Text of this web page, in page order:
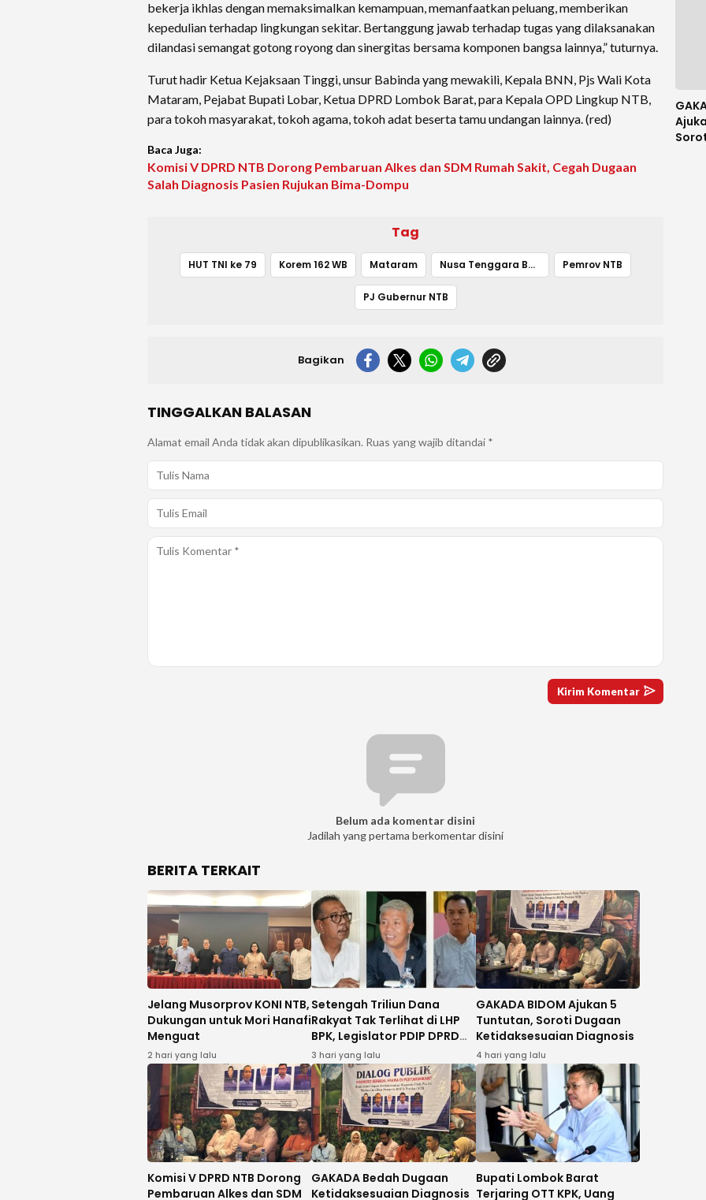
bekerja ikhlas dengan memaksimalkan kemampuan, memanfaatkan peluang, memberikan
kepedulian terhadap lingkungan sekitar. Bertanggung jawab terhadap tugas yang dilaksanakan
dilandasi semangat gotong royong dan sinergitas bersama komponen bangsa lainnya,” tuturnya.
Turut hadir Ketua Kejaksaan Tinggi, unsur Babinda yang mewakili, Kepala BNN, Pjs Wali Kota
Mataram, Pejabat Bupati Lobar, Ketua DPRD Lombok Barat, para Kepala OPD Lingkup NTB,
para tokoh masyarakat, tokoh agama, tokoh adat beserta tamu undangan lainnya. (red)
Baca Juga:
Komisi V DPRD NTB Dorong Pembaruan Alkes dan SDM Rumah Sakit, Cegah Dugaan
Salah Diagnosis Pasien Rujukan Bima-Dompu
Tag
HUT TNI ke 79 Korem 162 WB Mataram Nusa Tenggara Barat Pemrov NTB
PJ Gubernur NTB
Bagikan
TINGGALKAN BALASAN
Alamat email Anda tidak akan dipublikasikan. Ruas yang wajib ditandai *
Belum ada komentar disini
Jadilah yang pertama berkomentar disini
BERITA TERKAIT
Jelang Musorprov KONI NTB,
Dukungan untuk Mori Hanafi
Menguat
2 hari yang lalu
Setengah Triliun Dana
Rakyat Tak Terlihat di LHP
BPK, Legislator PDIP DPRD
NTB Tuntut Audit
Investigatif
3 hari yang lalu
GAKADA BIDOM Ajukan 5
Tuntutan, Soroti Dugaan
Ketidaksesuaian Diagnosis
4 hari yang lalu
Komisi V DPRD NTB Dorong
Pembaruan Alkes dan SDM
GAKADA Bedah Dugaan
Ketidaksesuaian Diagnosis
Bupati Lombok Barat
Terjaring OTT KPK, Uang